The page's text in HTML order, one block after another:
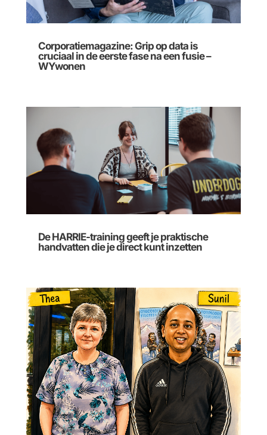
Corporatiemagazine: Grip op data is
cruciaal in de eerste fase na een fusie –
WYwonen
De HARRIE-training geeft je praktische
handvatten die je direct kunt inzetten